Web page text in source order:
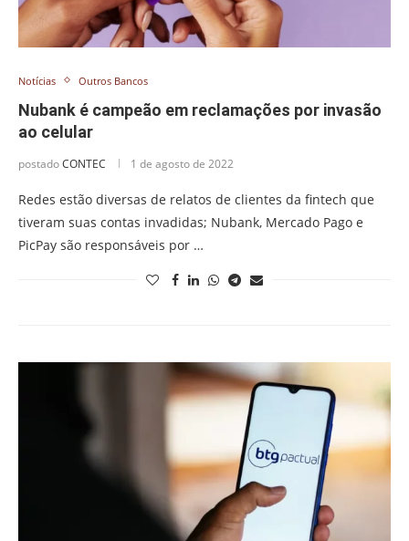
Notícias Outros Bancos
Nubank é campeão em reclamações por invasão
ao celular
postadoCONTEC 1 de agosto de 2022
Redes estão diversas de relatos de clientes da fintech que
tiveram suas contas invadidas; Nubank, Mercado Pago e
PicPay são responsáveis por …